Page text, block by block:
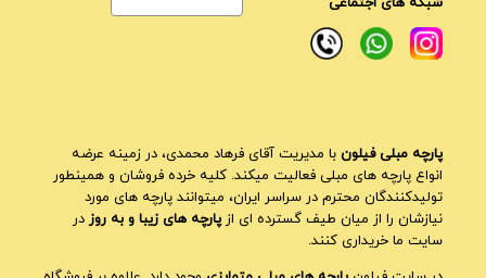
پارچه مبلی فیلون با مدیریت آقای فرهاد محمدی، در زمینه عرضه
انواع پارچه های مبلی فعالیت میکند. کلیه خرده فروشان و همینطور
تولیدکنندگان محترم در سراسر ایران، میتوانند پارچه های مورد
نیازشان را از میان طیف گسترده ای ازپارچه های زیبا و به روز در
سایت ما خریداری کنند.